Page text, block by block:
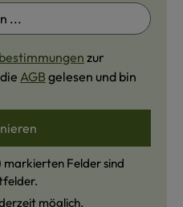
zur
AGB gelesen und bin
markierten Felder sind
möglich.